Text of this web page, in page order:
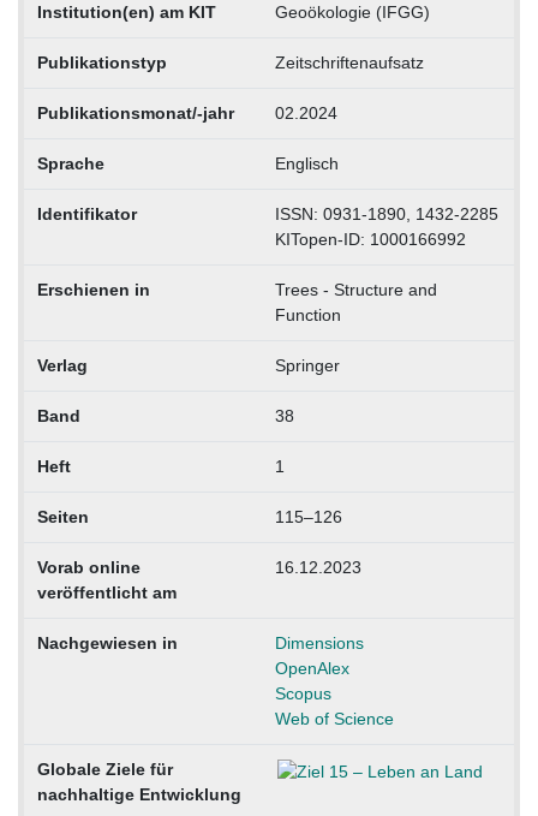
Institution(en) am KIT
Geoökologie (IFGG)
Publikationstyp Zeitschriftenaufsatz
Publikationsmonat/-jahr 02.2024
Sprache Englisch
Identifikator
ISSN: 0931-1890, 1432-2285
KITopen-ID: 1000166992
Erschienen in
Trees - Structure and
Function
Verlag Springer
Band 38
Heft 1
Seiten 115–126
Vorab online
veröffentlicht am
16.12.2023
Nachgewiesen in
Dimensions
OpenAlex
Scopus
Web of Science
Globale Ziele für
nachhaltige Entwicklung